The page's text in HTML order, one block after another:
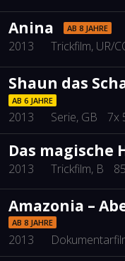
Anina AB 8 JAHRE
2013 Trickfilm, UR/
Shaun das
AB 6 JAHRE
2013 Serie, GB 7x
Das magische
2013 Trickfilm, B
Amazonia –
AB 8 JAHRE
2013